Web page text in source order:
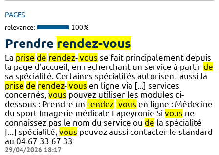
PAGES
relevance: 100%
Prendre rendez-vous
La prise de rendez- vous se fait principalement depuis
la page d'accueil, en recherchant un service à partir de
sa spécialité. Certaines spécialités autorisent aussi la
prise de rendez- vous en ligne via [...] services
concernés, vous pouvez utiliser les modules ci-
dessous : Prendre un rendez- vous en ligne : Médecine
du sport Imagerie médicale Lapeyronie Si vous ne
connaissez pas le nom du service ou de la spécialité
[...] spécialité, vous pouvez aussi contacter le standard
au 04 67 33 67 33
29/04/2026 18:17